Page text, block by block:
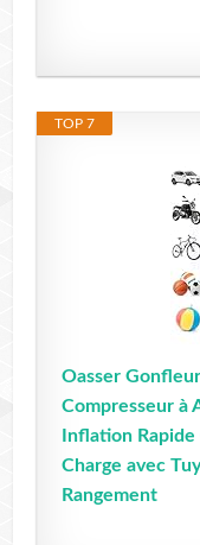
TOP 7
Oasser
Compresseur à
Inflation
Charge avec
Rangement